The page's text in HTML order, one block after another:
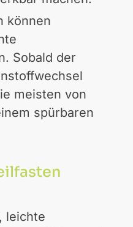
können
Sobald der
meisten von
spürbaren
leichte